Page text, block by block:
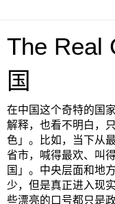
The Real
国
在中国这个奇特的国
解释，也看不明白，
色」。比如，当下从
省市，喊得最欢、叫
国」。中央层面和地
少，但是真正进入现
些漂亮的口号都只是